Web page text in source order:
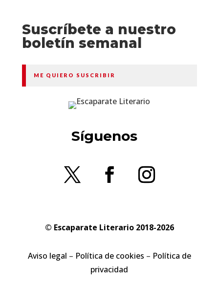
Suscríbete a nuestro
boletín semanal
ME QUIERO SUSCRIBIR
Síguenos
© Escaparate Literario 2018-2026
Aviso legal – Política de cookies – Política de
privacidad